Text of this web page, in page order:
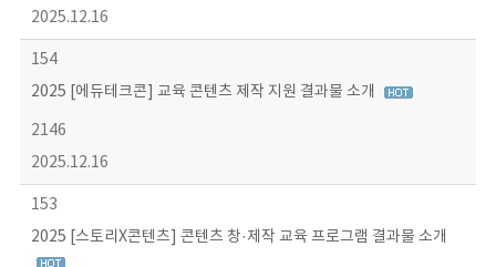
2025.12.16
154
2025 [에듀테크콘] 교육 콘텐츠 제작 지원 결과물 소개
2146
2025.12.16
153
2025 [스토리X콘텐츠] 콘텐츠 창·제작 교육 프로그램 결과물 소개